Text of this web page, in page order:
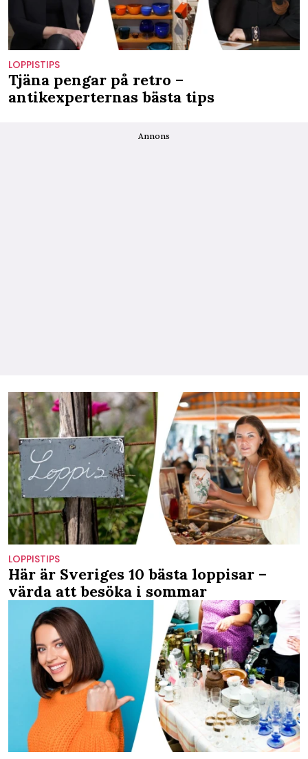
LOPPISTIPS
Tjäna pengar på retro –
antikexperternas bästa tips
Annons
LOPPISTIPS
Här är Sveriges 10 bästa loppisar –
värda att besöka i sommar